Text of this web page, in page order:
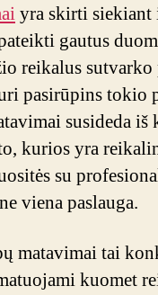
yra skirti siekiant
gautus
reikalus sutvarko
pasirūpins tokio
susideda
kurios yra
su
viena paslauga.
matavimai tai
kuomet